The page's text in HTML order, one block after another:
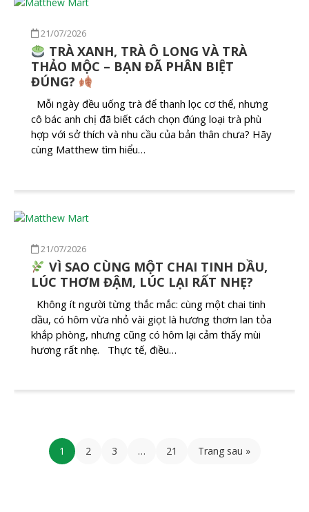
21/07/2026
TRÀ XANH, TRÀ Ô LONG VÀ TRÀ
THẢO MỘC – BẠN ĐÃ PHÂN BIỆT
ĐÚNG?
Mỗi ngày đều uống trà để thanh lọc cơ thể, nhưng
cô bác anh chị đã biết cách chọn đúng loại trà phù
hợp với sở thích và nhu cầu của bản thân chưa? Hãy
cùng Matthew tìm hiểu…
21/07/2026
VÌ SAO CÙNG MỘT CHAI TINH DẦU,
LÚC THƠM ĐẬM, LÚC LẠI RẤT NHẸ?
Không ít người từng thắc mắc: cùng một chai tinh
dầu, có hôm vừa nhỏ vài giọt là hương thơm lan tỏa
khắp phòng, nhưng cũng có hôm lại cảm thấy mùi
hương rất nhẹ. Thực tế, điều…
1 2 3 … 21 Trang sau »